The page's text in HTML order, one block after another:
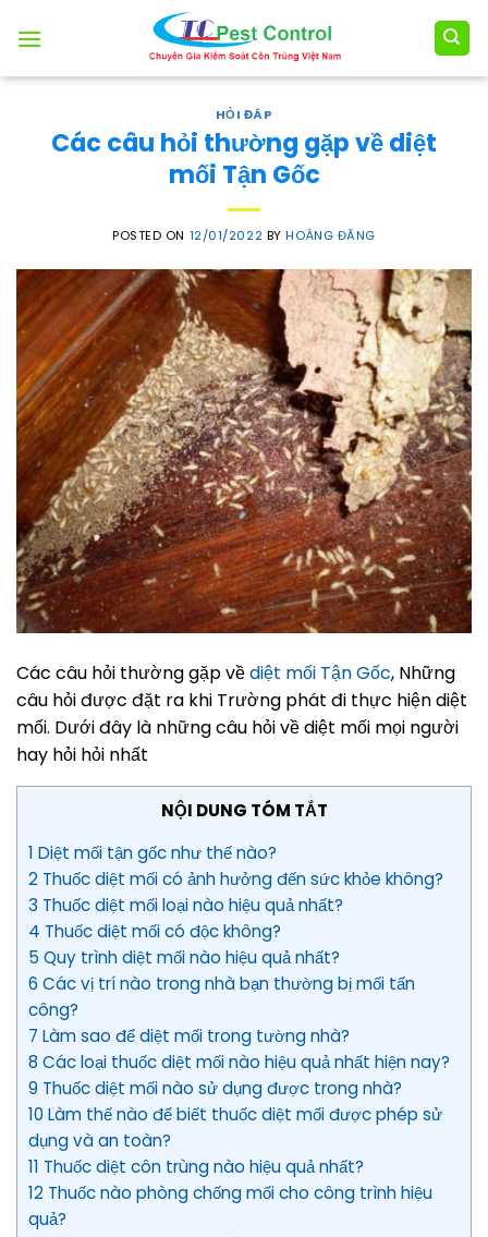
HỎI ĐÁP
Các câu hỏi thường gặp về diệt
mối Tận Gốc
POSTED ON 12/01/2022 BYHOÀNG ĐĂNG
Các câu hỏi thường gặp vềdiệt mối Tận Gốc, Những
câu hỏi được đặt ra khi Trường phát đi thực hiện diệt
mối. Dưới đây là những câu hỏi về diệt mối mọi người
hay hỏi hỏi nhất
NỘI DUNG TÓM TẮT
1 Diệt mối tận gốc như thế nào?
2 Thuốc diệt mối có ảnh hưởng đến sức khỏe không?
3 Thuốc diệt mối loại nào hiệu quả nhất?
4 Thuốc diệt mối có độc không?
5 Quy trình diệt mối nào hiệu quả nhất?
6 Các vị trí nào trong nhà bạn thường bị mối tấn
công?
7 Làm sao để diệt mối trong tường nhà?
8 Các loại thuốc diệt mối nào hiệu quả nhất hiện nay?
9 Thuốc diệt mối nào sử dụng được trong nhà?
10 Làm thế nào để biết thuốc diệt mối được phép sử
dụng và an toàn?
11 Thuốc diệt côn trùng nào hiệu quả nhất?
12 Thuốc nào phòng chống mối cho công trình hiệu
quả?